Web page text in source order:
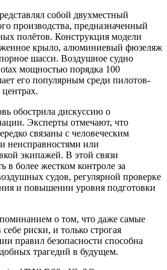
собой двухместный
производства, предназначенный
полётов. Конструкция модели
крыло, алюминиевый фюзеляж
шасси. Воздушное судно
мощностью порядка 100
его популярным среди пилотов-
обострила дискуссию о
Эксперты отмечают, что
связаны с человеческим
неисправностями или
экипажей. В этой связи
в более жестком контроле за
судов, регулярной проверке
и повышении уровня подготовки
о том, что даже самые
риски, и только строгая
правил безопасности способна
трагедий в будущем.